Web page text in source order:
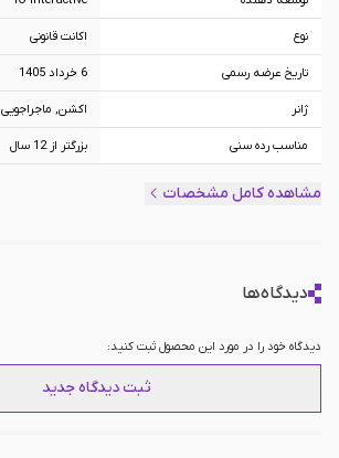
نوع اکانت قانونی
تاریخ عرضه رسمی 6 خرداد 1405
ژانر اکشن, ماجراجویی
مناسب رده سنی بزرگتر از 12 سال
مشاهده کامل مشخصات
دیدگاه‌ها
دیدگاه خود را در مورد این محصول ثبت کنید:
ثبت دیدگاه جدید